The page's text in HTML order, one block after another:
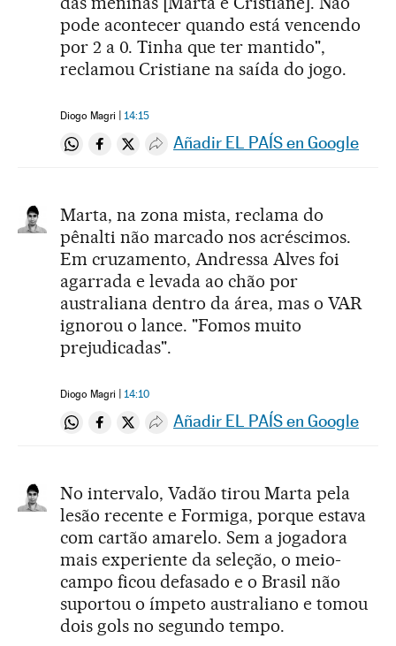
pode acontecer quando está vencendo
por 2 a 0. Tinha que ter mantido",
reclamou Cristiane na saída do jogo.
Diogo Magri 14:15
Compartir en Whatsapp
Compartir en Facebook
Compartir en Twitter
Desplegar Redes Sociales
Añadir EL PAÍS en Google
Marta, na zona mista, reclama do
pênalti não marcado nos acréscimos.
Em cruzamento, Andressa Alves foi
agarrada e levada ao chão por
australiana dentro da área, mas o VAR
ignorou o lance. "Fomos muito
prejudicadas".
Diogo Magri 14:10
Compartir en Whatsapp
Compartir en Facebook
Compartir en Twitter
Desplegar Redes Sociales
Añadir EL PAÍS en Google
No intervalo, Vadão tirou Marta pela
lesão recente e Formiga, porque estava
com cartão amarelo. Sem a jogadora
mais experiente da seleção, o meio-
campo ficou defasado e o Brasil não
suportou o ímpeto australiano e tomou
dois gols no segundo tempo.